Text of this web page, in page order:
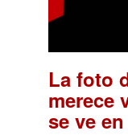
La foto
merece
se ve